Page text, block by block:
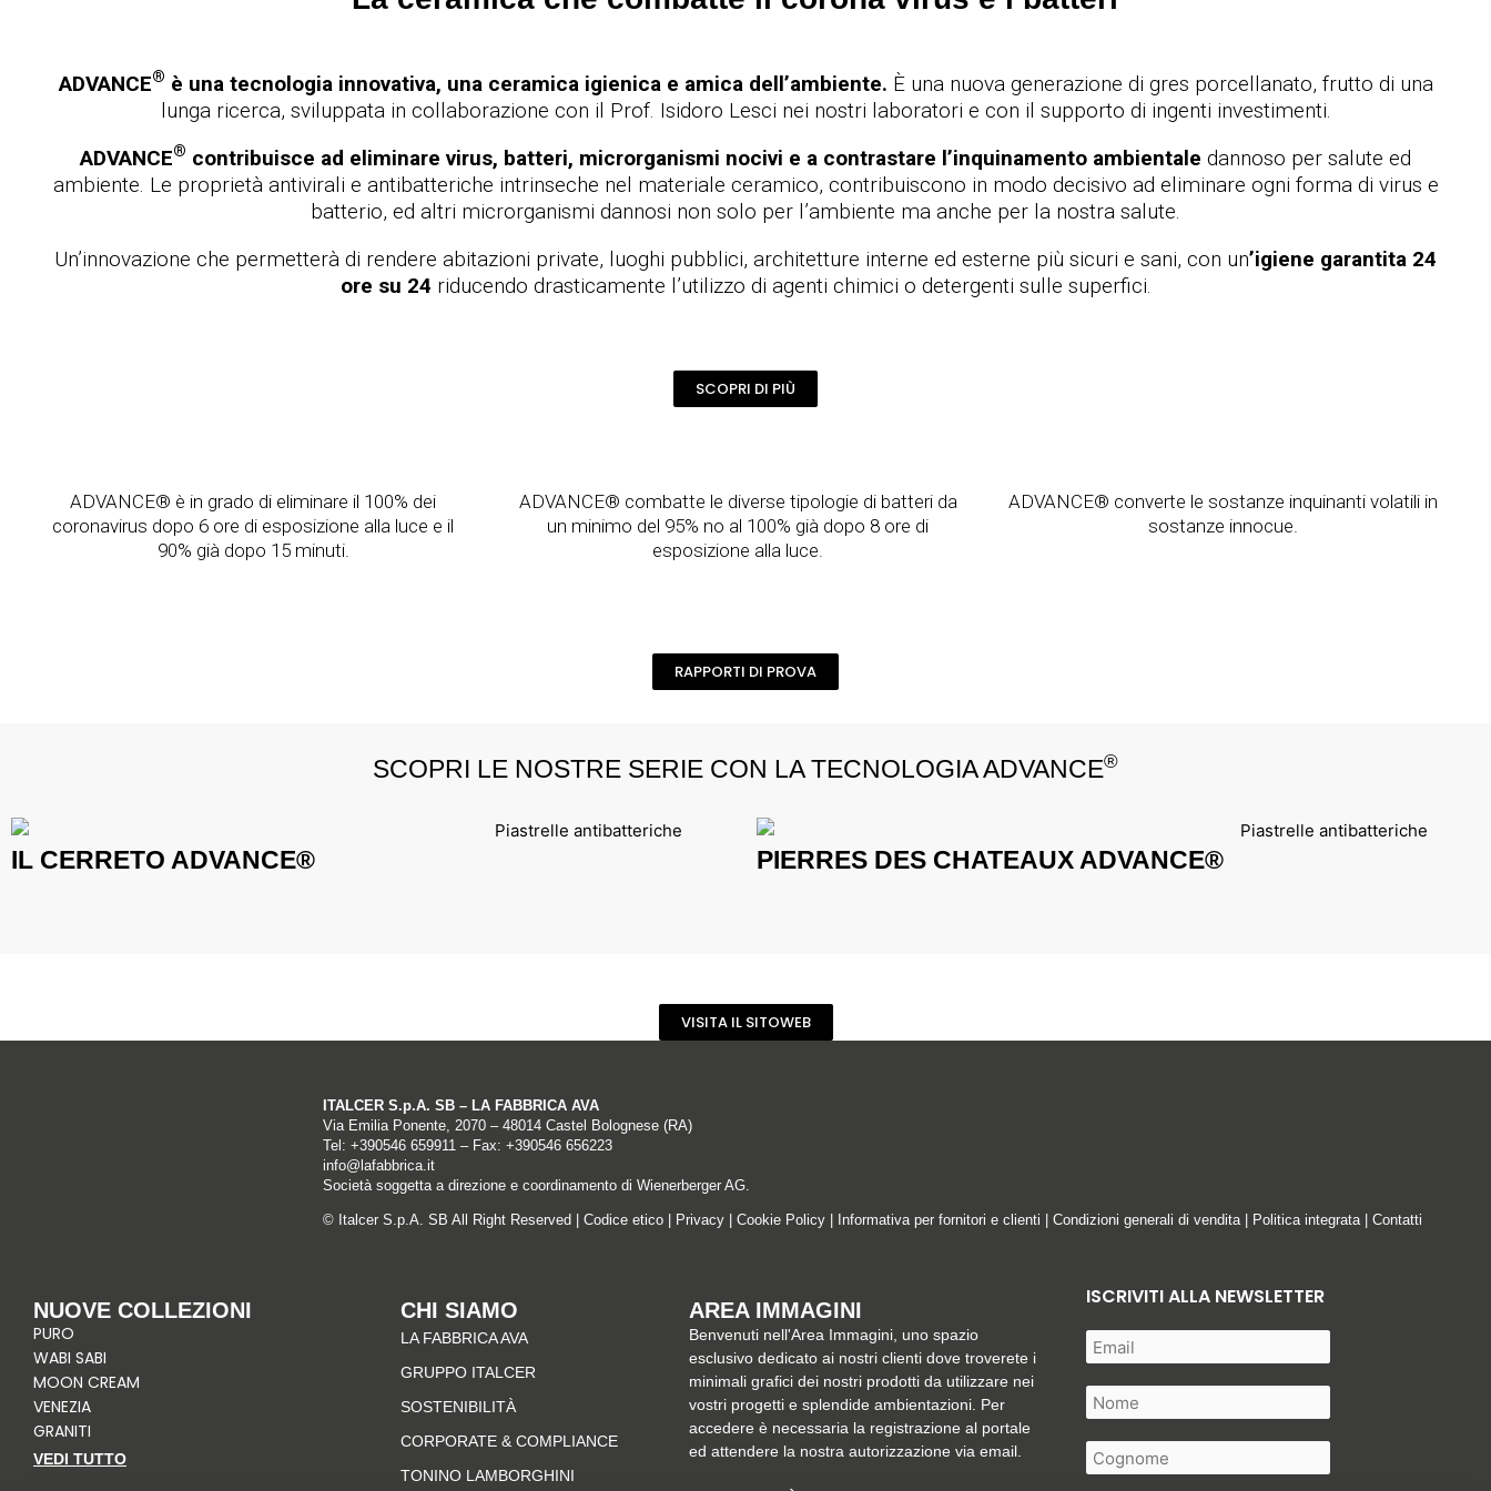
ADVANCE® è una tecnologia innovativa, una ceramica igienica e amica dell’ambiente. È una nuova generazione di gres porcellanato, frutto di una
lunga ricerca, sviluppata in collaborazione con il Prof. Isidoro Lesci nei nostri laboratori e con il supporto di ingenti investimenti.
ADVANCE® contribuisce ad eliminare virus, batteri, microrganismi nocivi e a contrastare l’inquinamento ambientale dannoso per salute ed
ambiente. Le proprietà antivirali e antibatteriche intrinseche nel materiale ceramico, contribuiscono in modo decisivo ad eliminare ogni forma di virus e
batterio, ed altri microrganismi dannosi non solo per l’ambiente ma anche per la nostra salute.
Un’innovazione che permetterà di rendere abitazioni private, luoghi pubblici, architetture interne ed esterne più sicuri e sani, con un’igiene garantita 24
ore su 24 riducendo drasticamente l’utilizzo di agenti chimici o detergenti sulle superfici.
SCOPRI DI PIÙ
ADVANCE® è in grado di eliminare il 100% dei
coronavirus dopo 6 ore di esposizione alla luce e il
90% già dopo 15 minuti.
ADVANCE® combatte le diverse tipologie di batteri da
un minimo del 95% no al 100% già dopo 8 ore di
esposizione alla luce.
ADVANCE® converte le sostanze inquinanti volatili in
sostanze innocue.
RAPPORTI DI PROVA
SCOPRI LE NOSTRE SERIE CON LA TECNOLOGIA ADVANCE®
IL CERRETO ADVANCE® PIERRES DES CHATEAUX ADVANCE®
VISITA IL SITOWEB
ITALCER S.p.A. SB – LA FABBRICA AVA
Via Emilia Ponente, 2070 – 48014 Castel Bolognese (RA)
Tel: +390546 659911– Fax: +390546 656223
info@lafabbrica.it
Società soggetta a direzione e coordinamento di Wienerberger AG.
© Italcer S.p.A. SB All Right Reserved | Codice etico| Privacy| Cookie Policy| Informativa per fornitori e clienti Condizioni generali di vendita| Politica integrata| Contatti
NUOVE COLLEZIONI
PURO
WABI SABI
MOON CREAM
VENEZIA
GRANITI
VEDI TUTTO
CHI SIAMO
LA FABBRICA AVA
GRUPPO ITALCER
SOSTENIBILITÀ
CORPORATE & COMPLIANCE
TONINO LAMBORGHINI
AREA IMMAGINI
Benvenuti nell'Area Immagini, uno spazio
esclusivo dedicato ai nostri clienti dove troverete i
minimali grafici dei nostri prodotti da utilizzare nei
vostri progetti e splendide ambientazioni. Per
accedere è necessaria la registrazione al portale
ed attendere la nostra autorizzazione via email.
ISCRIVITI ALLA NEWSLETTER